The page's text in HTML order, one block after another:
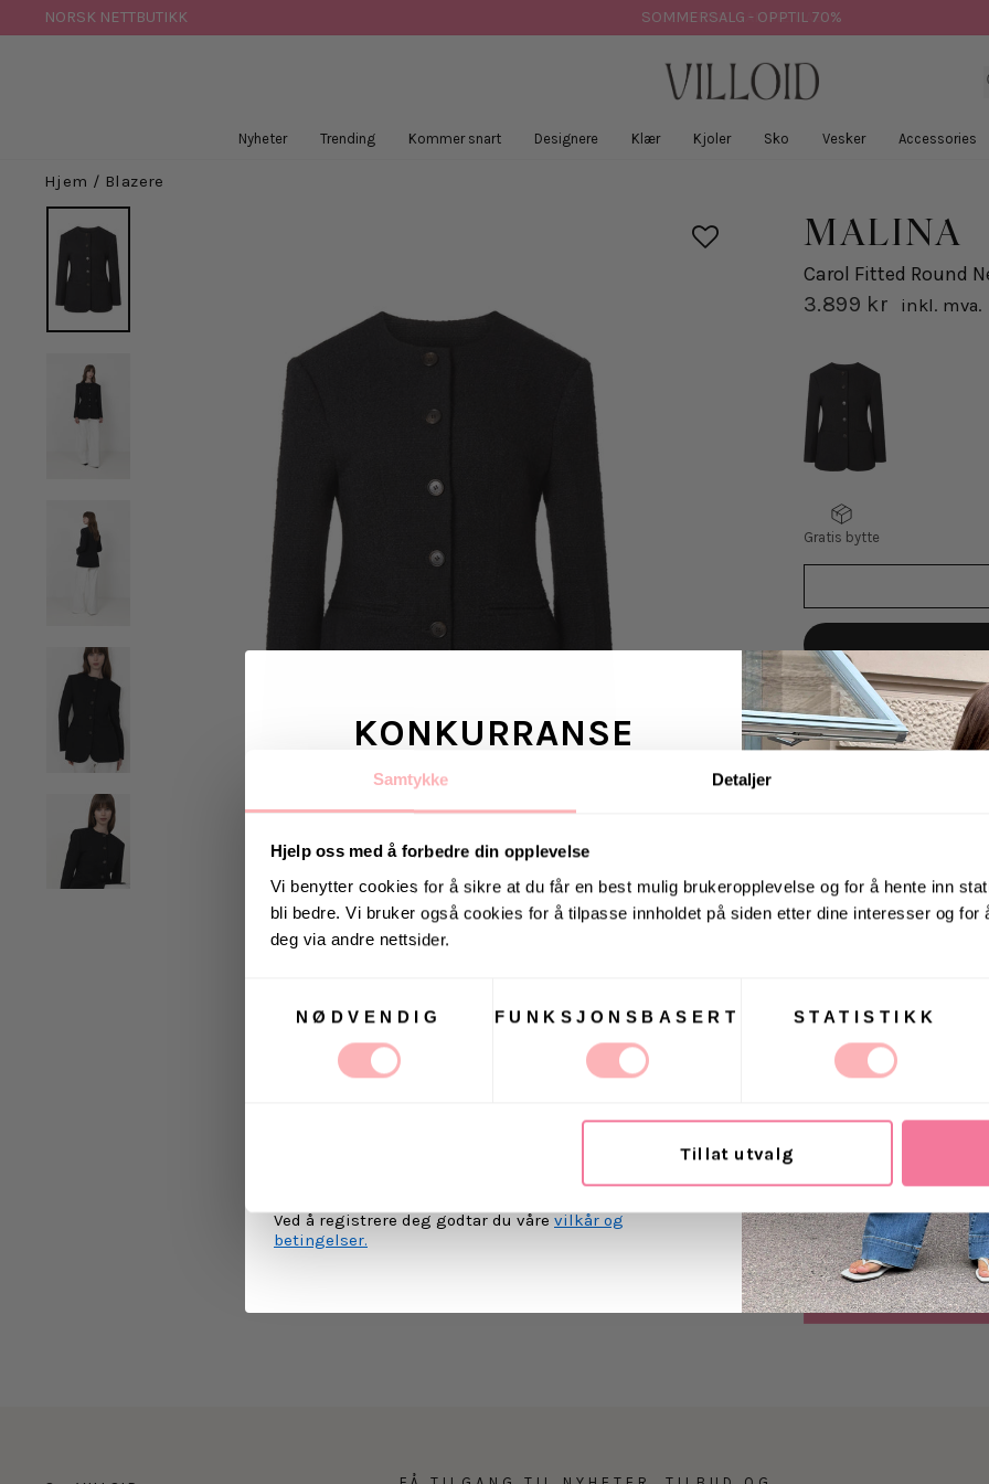
Samtykke Detaljer
Hjelp oss med å forbedre din opplevelse
Vi benytter cookies for å sikre at du får en best mulig brukeropplevelse og for å hente inn
bli bedre. Vi bruker også cookies for å tilpasse innholdet på siden etter dine interesser og for
deg via andre nettsider.
NØDVENDIG
FUNKSJONSBASERT STATISTIKK
Tillat utvalg
til
NORSK NETTBUTIKK SOMMERSALG - OPPTIL 70%
Nyheter Trending Kommer snart Designere Klær Kjoler Sko Vesker Accessories
Hjem / Blazere
MALINA
Carol Fitted Round
3.899 kr inkl. mva.
Gratis bytte
VELG
STØRRELSE
VELG
STØRRELSE
Carol Fitted Round
Fitted Round Neck
ha i garderoben!
dressbukse eller et
har feminin,
krage.
Levering
Retur
KONKURRANSE
Vinn valgfrie jeans fra Jeanerica
til deg og en venn <3
Vinneren annonseres 9. august via Instagram
Ja, jeg samtykker til at Villoid kan sende meg
Ved å registrere deg godtar du våre vilkår og
betingelser.